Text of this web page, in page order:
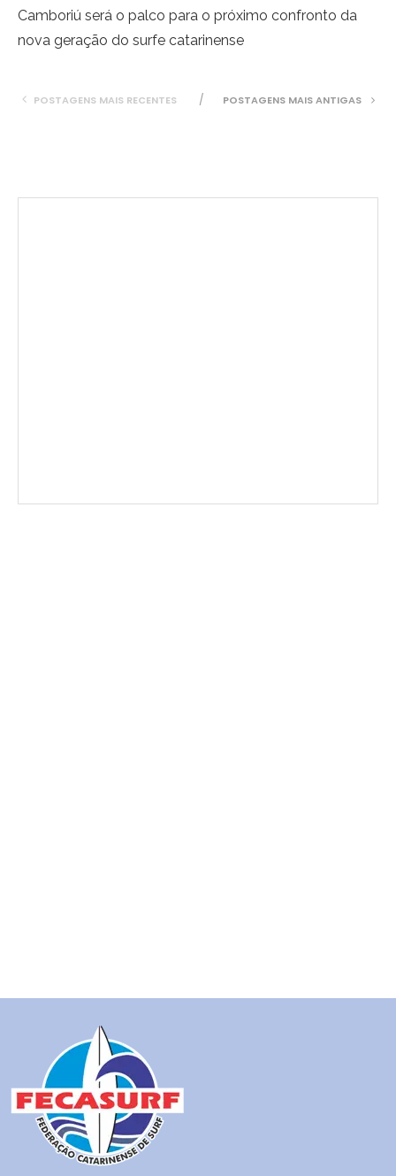
Camboriú será o palco para o próximo confronto da
nova geração do surfe catarinense
POSTAGENS MAIS RECENTES POSTAGENS MAIS ANTIGAS